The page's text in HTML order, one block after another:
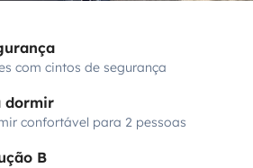
com cintos de segurança
dormir
confortável para 2 pessoas
B